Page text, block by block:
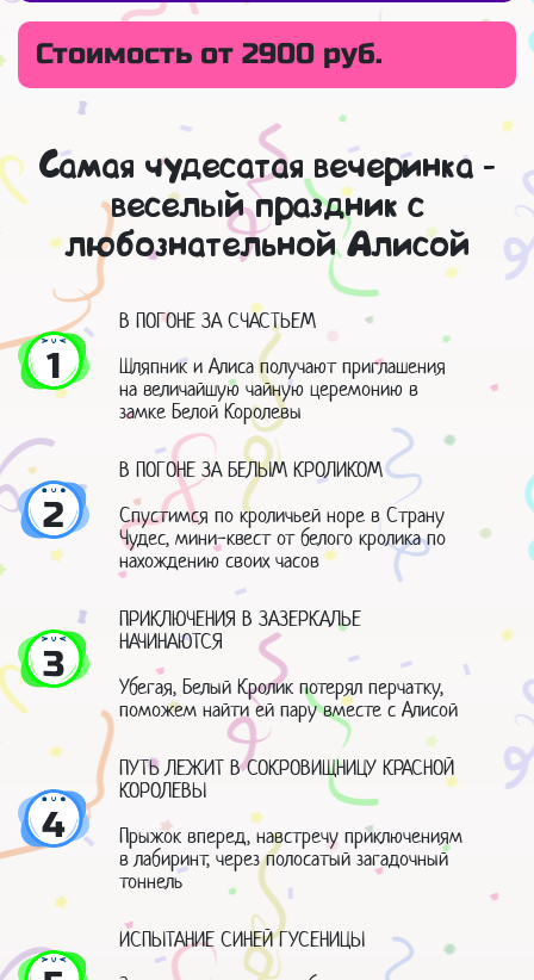
Стоимость от 2900 руб.
Самая чудесатая вечеринка -
веселый праздник с
любознательной Алисой
1
В ПОГОНЕ ЗА СЧАСТЬЕМ
Шляпник и Алиса получают приглашения
на величайшую чайную церемонию в
замке Белой Королевы
2
В ПОГОНЕ ЗА БЕЛЫМ КРОЛИКОМ
Спустимся по кроличьей норе в Страну
Чудес, мини-квест от белого кролика по
нахождению своих часов
3
ПРИКЛЮЧЕНИЯ В ЗАЗЕРКАЛЬЕ
НАЧИНАЮТСЯ
Убегая, Белый Кролик потерял перчатку,
поможем найти ей пару вместе с Алисой
4
ПУТЬ ЛЕЖИТ В СОКРОВИЩНИЦУ КРАСНОЙ
КОРОЛЕВЫ
Прыжок вперед, навстречу приключениям
в лабиринт, через полосатый загадочный
тоннель
ИСПЫТАНИЕ СИНЕЙ ГУСЕНИЦЫ